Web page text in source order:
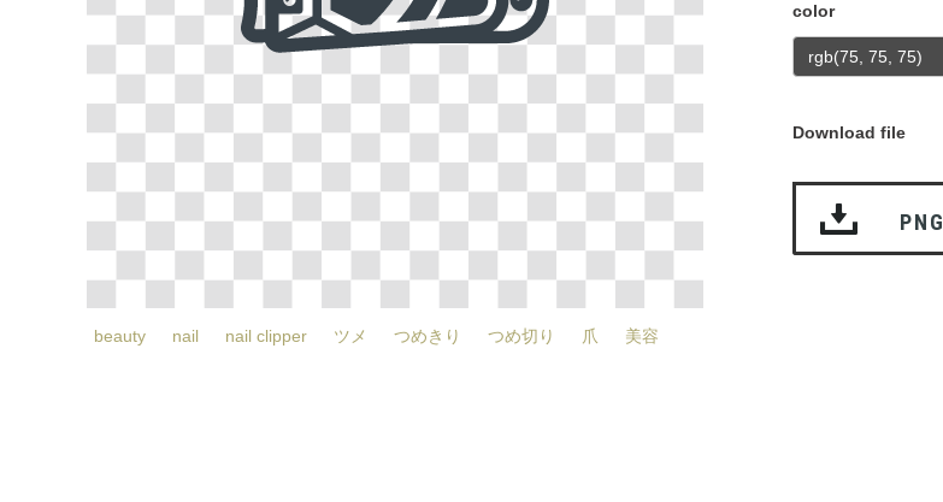
beauty nail nail clipper ツメ つめきり つめ切り 爪 美容
color
Download file
PNG